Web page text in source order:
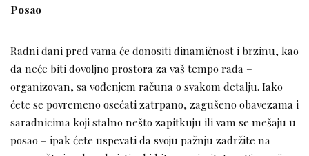
Posao
Radni dani pred vama će donositi dinamičnost i brzinu, kao
da neće biti dovoljno prostora za vaš tempo rada –
organizovan, sa vođenjem računa o svakom detalju. Iako
ćete se povremeno osećati zatrpano, zagušeno obavezama i
saradnicima koji stalno nešto zapitkuju ili vam se mešaju u
posao – ipak ćete uspevati da svoju pažnju zadržite na